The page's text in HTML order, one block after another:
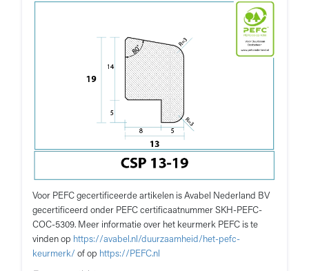
Voor PEFC gecertificeerde artikelen is Avabel Nederland BV
gecertificeerd onder PEFC certificaatnummer SKH-PEFC-
COC-5309. Meer informatie over het keurmerk PEFC is te
vinden op https://avabel.nl/duurzaamheid/het-pefc-
keurmerk/ of op https://PEFC.nl